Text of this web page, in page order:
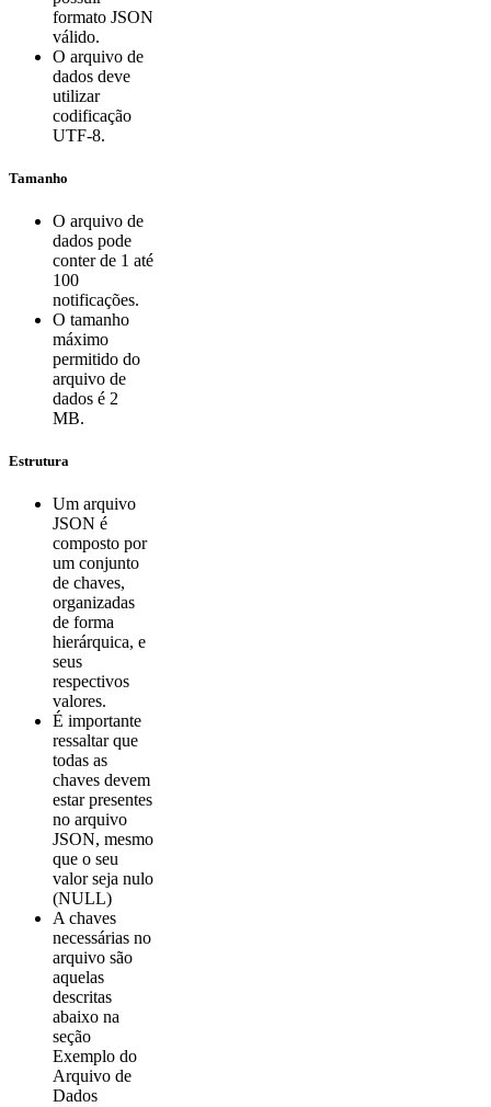
formato JSON
válido.
O arquivo de
dados deve
utilizar
codificação
UTF-8.
Tamanho
O arquivo de
dados pode
conter de 1 até
100
notificações.
O tamanho
máximo
permitido do
arquivo de
dados é 2
MB.
Estrutura
Um arquivo
JSON é
composto por
um conjunto
de chaves,
organizadas
de forma
hierárquica, e
seus
respectivos
valores.
É importante
ressaltar que
todas as
chaves devem
estar presentes
no arquivo
JSON, mesmo
que o seu
valor seja nulo
(NULL)
A chaves
necessárias no
arquivo são
aquelas
descritas
abaixo na
seção
Exemplo do
Arquivo de
Dados